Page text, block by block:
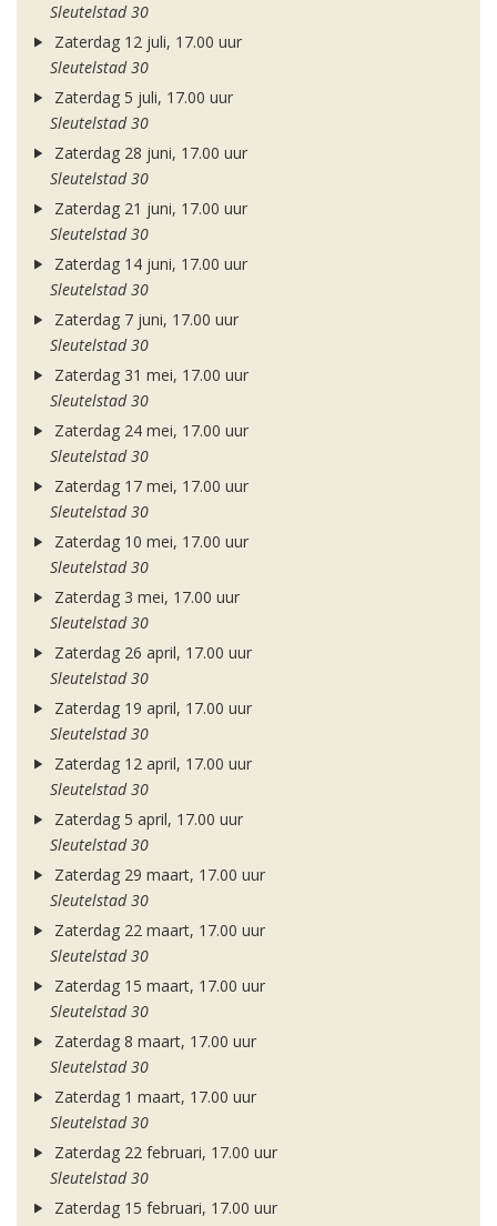
Sleutelstad 30
Zaterdag 12 juli, 17.00 uur
Sleutelstad 30
Zaterdag 5 juli, 17.00 uur
Sleutelstad 30
Zaterdag 28 juni, 17.00 uur
Sleutelstad 30
Zaterdag 21 juni, 17.00 uur
Sleutelstad 30
Zaterdag 14 juni, 17.00 uur
Sleutelstad 30
Zaterdag 7 juni, 17.00 uur
Sleutelstad 30
Zaterdag 31 mei, 17.00 uur
Sleutelstad 30
Zaterdag 24 mei, 17.00 uur
Sleutelstad 30
Zaterdag 17 mei, 17.00 uur
Sleutelstad 30
Zaterdag 10 mei, 17.00 uur
Sleutelstad 30
Zaterdag 3 mei, 17.00 uur
Sleutelstad 30
Zaterdag 26 april, 17.00 uur
Sleutelstad 30
Zaterdag 19 april, 17.00 uur
Sleutelstad 30
Zaterdag 12 april, 17.00 uur
Sleutelstad 30
Zaterdag 5 april, 17.00 uur
Sleutelstad 30
Zaterdag 29 maart, 17.00 uur
Sleutelstad 30
Zaterdag 22 maart, 17.00 uur
Sleutelstad 30
Zaterdag 15 maart, 17.00 uur
Sleutelstad 30
Zaterdag 8 maart, 17.00 uur
Sleutelstad 30
Zaterdag 1 maart, 17.00 uur
Sleutelstad 30
Zaterdag 22 februari, 17.00 uur
Sleutelstad 30
Zaterdag 15 februari, 17.00 uur